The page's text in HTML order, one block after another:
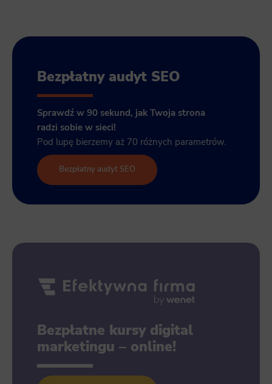
Bezpłatny audyt SEO
Sprawdź w 90 sekund, jak Twoja strona
radzi sobie w sieci!
Pod lupę bierzemy aż 70 różnych parametrów.
Bezpłatny audyt SEO
Bezpłatne kursy digital
marketingu – online!